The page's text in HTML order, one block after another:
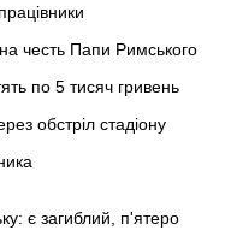
честь Папи Римського
по 5 тисяч гривень
обстріл стадіону
є загиблий, п'ятеро